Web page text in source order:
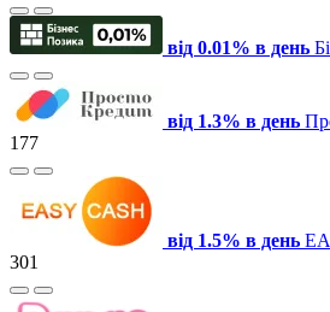
від 0.01% в день
від 1.3% в день
177
від 1.5% в день
301